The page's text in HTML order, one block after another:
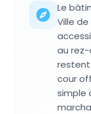
Le
Ville
au
restent
cour
simple